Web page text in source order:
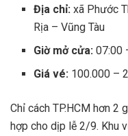
Địa chỉ: xã Phước
Rịa – Vũng Tàu
Giờ mở cửa: 07:00
Giá vé: 100.000 –
Chỉ cách TP.HCM hơn 2
hợp cho dịp lễ 2/9. Khu